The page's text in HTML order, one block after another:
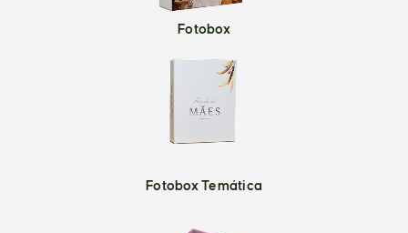
Fotobox
Fotobox Temática